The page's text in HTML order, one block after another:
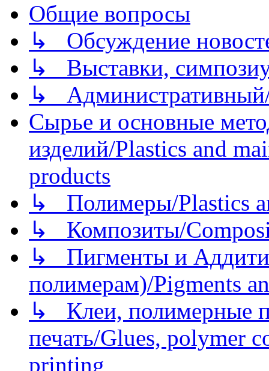
Общие вопросы
↳ Обсуждение
↳ Выставки,
↳
Сырье и основные
изделий/Plastics and
products
↳ Полимеры/Plastics
↳ Композиты/
↳ Пигменты и
полимерам)/Pigments
↳ Клеи, полимерные
печать/Glues, polymer
printing